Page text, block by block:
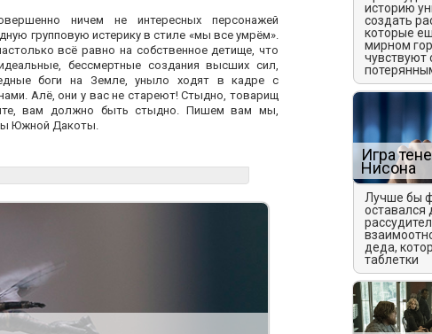
ничем не интересных персонажей
групповую истерику в стиле «мы все умрём».
всё равно на собственное детище, что
бессмертные создания высших сил,
боги на Земле, уныло ходят в кадре с
Алё, они у вас не стареют! Стыдно, товарищ
вам должно быть стыдно. Пишем вам мы,
Южной Дакоты.
историю
создать
которые
мирном
чувствуют
Игра
Нисона
Лучше бы
оставался
деда,
таблетки